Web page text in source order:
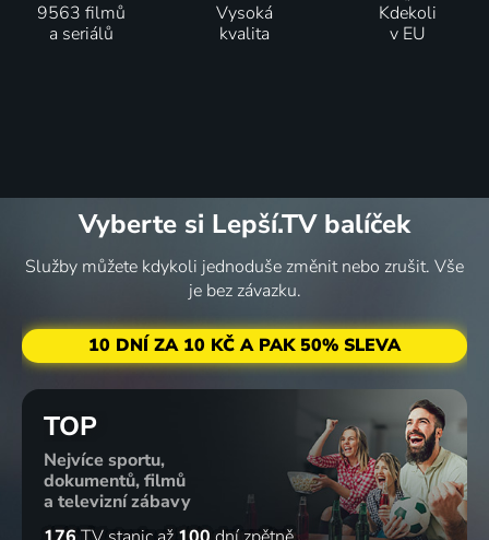
9563 filmů
a seriálů
Vysoká
kvalita
Kdekoli
v EU
Vyberte si Lepší.TV balíček
Služby můžete kdykoli jednoduše změnit nebo zrušit. Vše
je bez závazku.
10 DNÍ ZA 10 KČ A PAK 50% SLEVA
TOP
Nejvíce sportu,
dokumentů, filmů
a televizní zábavy